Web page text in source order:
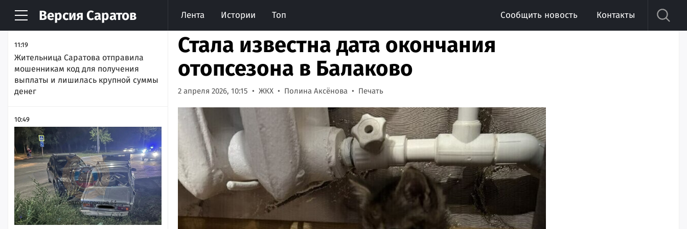
Версия Саратов Лента Истории Топ Сообщить новость Контакты
НОВОСТИ АРХИВ
11:19
Жительница Саратова отправила
мошенникам код для получения
выплаты и лишилась крупной суммы
денег
10:49
Стала известна дата окончания
отопсезона в Балаково
2 апреля 2026, 10:15 ЖКХ Полина Аксёнова Печать